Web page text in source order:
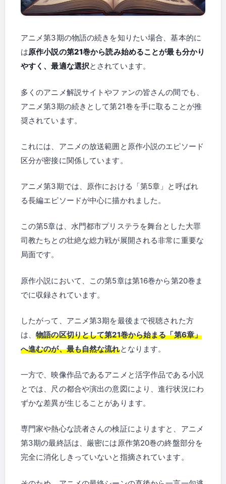
アニメ第3期の物語の続きを知りたい場合、基本的に
は原作小説の第21巻から読み始めることが最も分かり
やすく、最適な選択とされています。
多くのアニメ解説サイトやファンの皆さんの間でも、
アニメ第3期の続きとして第21巻を手に取ることが推
奨されています。
これには、アニメの放送範囲と原作小説のエピソード
区分が密接に関係しています。
アニメ第3期では、原作における「第5章」と呼ばれ
る長編エピソードが中心に描かれました。
この第5章は、水門都市プリステラを舞台とした大罪
司教たちとの壮絶な総力戦が展開される非常に重要な
局面です。
原作小説において、この第5章は第16巻から第20巻ま
でに収録されています。
したがって、アニメ第3期を最後まで視聴された方
は、物語の区切りとして第21巻から始まる「第6章」
へ進むのが、最も自然な流れとなります。
一方で、映像作品であるアニメと活字作品である小説
とでは、尺の都合や演出の意図により、進行状況にわ
ずかな差異が生じることがあります。
専門家や熱心な読者さんの検証によりますと、アニメ
第3期の最終話は、厳密には原作第20巻の終盤部分を
完全に消化しきっていないと指摘されています。